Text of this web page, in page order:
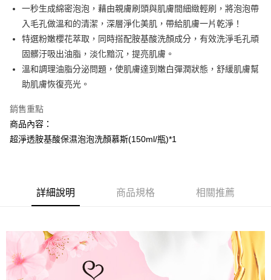
Apple Pay
街口支付
悠遊付
AFTEE先享後付
相關說明
AFTEE先享後付是「在收到商品之後才付款」的支付方式。 讓您購物簡單
便利好安心！
１．簡單：不需註冊會員、不需綁卡、不需儲值。
２．便利：只要手機號碼，簡訊認證，即可結帳。
１．於結帳方式選擇「AFTEE先享後付」後，將跳轉至「AFTEE先享後付」
結帳頁面，進行簡訊認證並確認金額後，即可完成結帳。
ATM／網路銀行／等多元方式進行付款，方視為交易完成。
※ 請注意：結帳手續完成當下不需立刻繳費，但若您需要取消訂單，請聯絡
購買商品的店家。未經商家同意取消之訂單仍視為有效，需透過AFTEE先享
後付繳納相關費用。
※ 交易是否成功請以「AFTEE先享後付 」之結帳頁面顯示為準，若有關於
全家取貨付款
每筆NT$100，滿NT$799(含以上)免運費
每筆NT$100，滿NT$1,000(含以上)免運費
海外配送(普通) 查看運費
一秒生成綿密泡泡，藉由親膚刷頭與肌膚間細緻輕刷，將泡泡帶
入毛孔做溫和的清潔，深層淨化美肌，帶給肌膚一片乾淨！
特選粉嫩櫻花萃取，同時搭配胺基酸洗顏成分，有效洗淨毛孔頑
固髒汙吸出油脂，淡化黯沉，提亮肌膚。
溫和調理油脂分泌問題，使肌膚達到嫩白彈潤狀態，舒緩肌膚幫
助肌膚恢復亮光。
銷售重點
商品內容：
超淨透胺基酸保濕泡泡洗顏慕斯(150ml/瓶)*1
詳細說明 商品規格 相關推薦